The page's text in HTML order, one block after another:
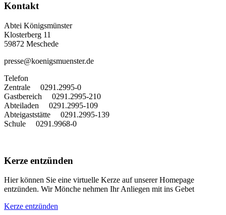
Kontakt
Abtei Königsmünster
Klosterberg 11
59872 Meschede
presse@koenigsmuenster.de
Telefon
Zentrale 0291.2995-0
Gastbereich 0291.2995-210
Abteiladen 0291.2995-109
Abteigaststätte 0291.2995-139
Schule 0291.9968-0
Kerze entzünden
Hier können Sie eine virtuelle Kerze auf unserer Homepage
entzünden. Wir Mönche nehmen Ihr Anliegen mit ins Gebet
Kerze entzünden